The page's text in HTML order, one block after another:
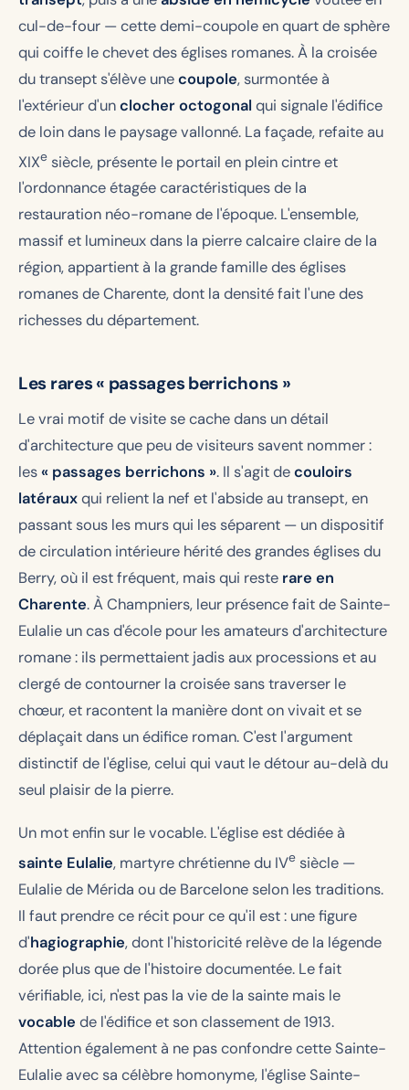
cul-de-four — cette demi-coupole en quart de sphère
qui coiffe le chevet des églises romanes. À la croisée
du transept s'élève unecoupole, surmontée à
l'extérieur d'unclocher octogonal qui signale l'édifice
de loin dans le paysage vallonné. La façade, refaite au
XIXe siècle, présente le portail en plein cintre et
l'ordonnance étagée caractéristiques de la
restauration néo-romane de l'époque. L'ensemble,
massif et lumineux dans la pierre calcaire claire de la
région, appartient à la grande famille des églises
romanes de Charente, dont la densité fait l'une des
richesses du département.
Les rares « passages berrichons »
Le vrai motif de visite se cache dans un détail
d'architecture que peu de visiteurs savent nommer :
les« passages berrichons ». Il s'agit decouloirs
latérauxqui relient la nef et l'abside au transept, en
passant sous les murs qui les séparent — un dispositif
de circulation intérieure hérité des grandes églises du
Berry, où il est fréquent, mais qui reste rare en
Charente. À Champniers, leur présence fait de Sainte-
Eulalie un cas d'école pour les amateurs d'architecture
romane : ils permettaient jadis aux processions et au
clergé de contourner la croisée sans traverser le
chœur, et racontent la manière dont on vivait et se
déplaçait dans un édifice roman. C'est l'argument
distinctif de l'église, celui qui vaut le détour au-delà du
seul plaisir de la pierre.
Un mot enfin sur le vocable. L'église est dédiée à
sainte Eulalie, martyre chrétienne du IVe siècle —
Eulalie de Mérida ou de Barcelone selon les traditions.
Il faut prendre ce récit pour ce qu'il est : une figure
d'hagiographie, dont l'historicité relève de la légende
dorée plus que de l'histoire documentée. Le fait
vérifiable, ici, n'est pas la vie de la sainte mais le
vocable de l'édifice et son classement de 1913.
Attention également à ne pas confondre cette Sainte-
Eulalie avec sa célèbre homonyme, l'église Sainte-